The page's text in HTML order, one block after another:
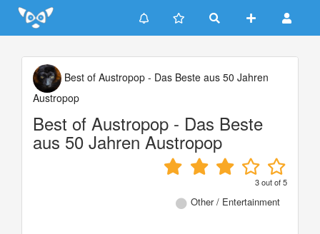
Update cookies preferences
Best of Austropop - Das Beste aus 50 Jahren
Austropop
Best of Austropop - Das Beste
aus 50 Jahren Austropop
3out of5
Other / Entertainment